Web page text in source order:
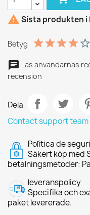
 Sista produkten i
Betyg
Läs användarnas
recension
Dela
Contact support team
Política de
Säkert köp med
betalningsmetoder:
leveranspolicy
Specifika och
paket levererade.